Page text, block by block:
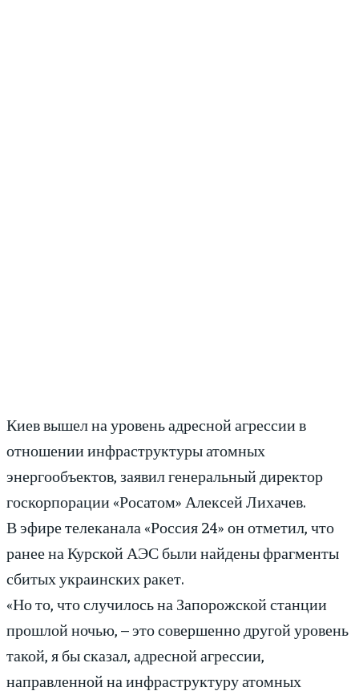
Киев вышел на уровень адресной агрессии в
отношении инфраструктуры атомных
энергообъектов, заявил генеральный директор
госкорпорации «Росатом» Алексей Лихачев.
В эфире телеканала «Россия 24» он отметил, что
ранее на Курской АЭС были найдены фрагменты
сбитых украинских ракет.
«Но то, что случилось на Запорожской станции
прошлой ночью, – это совершенно другой уровень
такой, я бы сказал, адресной агрессии,
направленной на инфраструктуру атомных